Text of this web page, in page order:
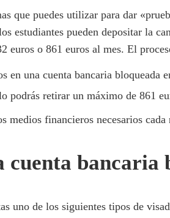
que puedes utilizar para dar
estudiantes pueden depositar la
euros o 861 euros al mes. El
en una cuenta bancaria bloqueada
podrás retirar un máximo de 861
medios financieros necesarios
cuenta bancaria
uno de los siguientes tipos de